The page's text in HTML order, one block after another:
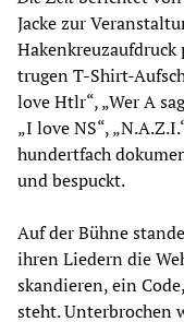
Jacke zur
trugen T-Shirt-
love Htlr“, „Wer A
„I love NS“,
hundertfach
und bespuckt.
Auf der Bühne
ihren Liedern die
skandieren, ein
steht. Unterbrochen